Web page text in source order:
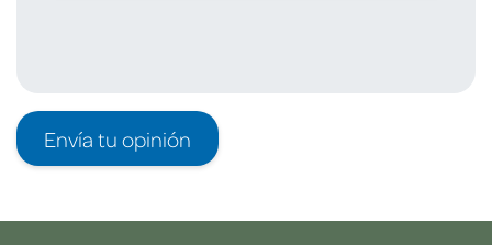
Envía tu opinión